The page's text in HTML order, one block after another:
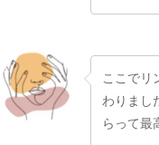
ここでリ
わりまし
らって最